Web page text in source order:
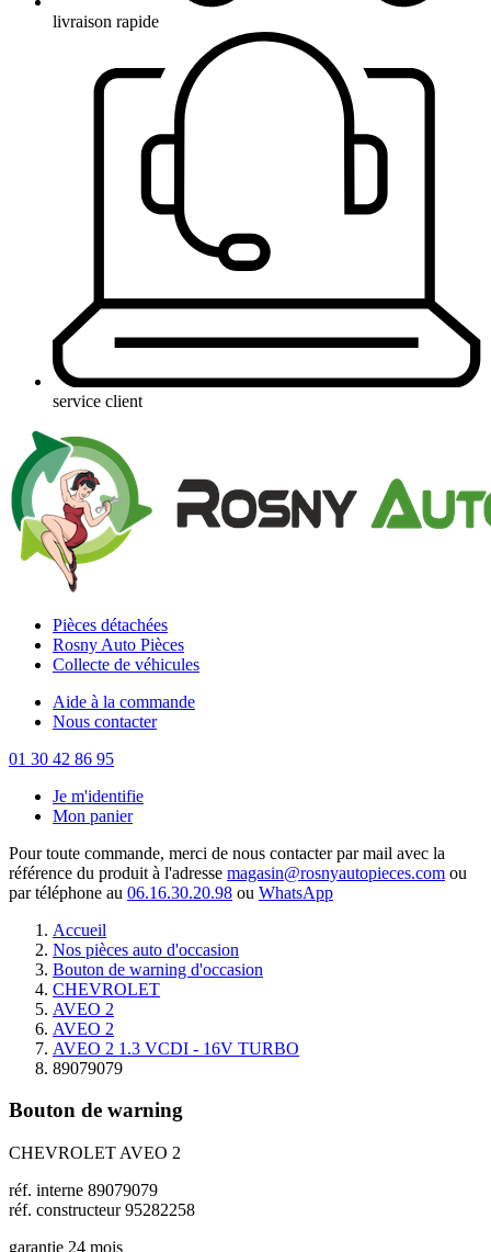
livraison rapide
service client
Pièces détachées
Rosny Auto Pièces
Collecte de véhicules
Aide à la commande
Nous contacter
01 30 42 86 95
Je m'identifie
Mon panier
Pour toute commande, merci de nous contacter par mail avec la
référence du produit à l'adresse magasin@rosnyautopieces.com ou
par téléphone au 06.16.30.20.98 ou WhatsApp
Accueil
Nos pièces auto d'occasion
Bouton de warning d'occasion
CHEVROLET
AVEO 2
AVEO 2
AVEO 2 1.3 VCDI - 16V TURBO
89079079
Bouton de warning
CHEVROLET AVEO 2
réf. interne 89079079
réf. constructeur 95282258
garantie 24 mois